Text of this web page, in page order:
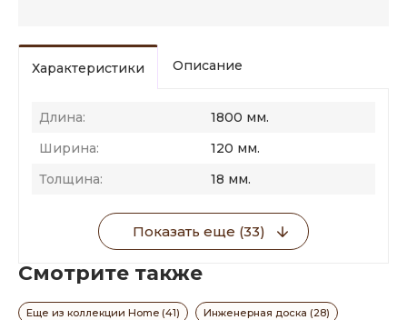
Характеристики Описание
Длина:
1800 мм.
Ширина:
120 мм.
Толщина:
18 мм.
Показать еще (33)
Смотрите также
Еще из коллекции Home (41) Инженерная доска (28)